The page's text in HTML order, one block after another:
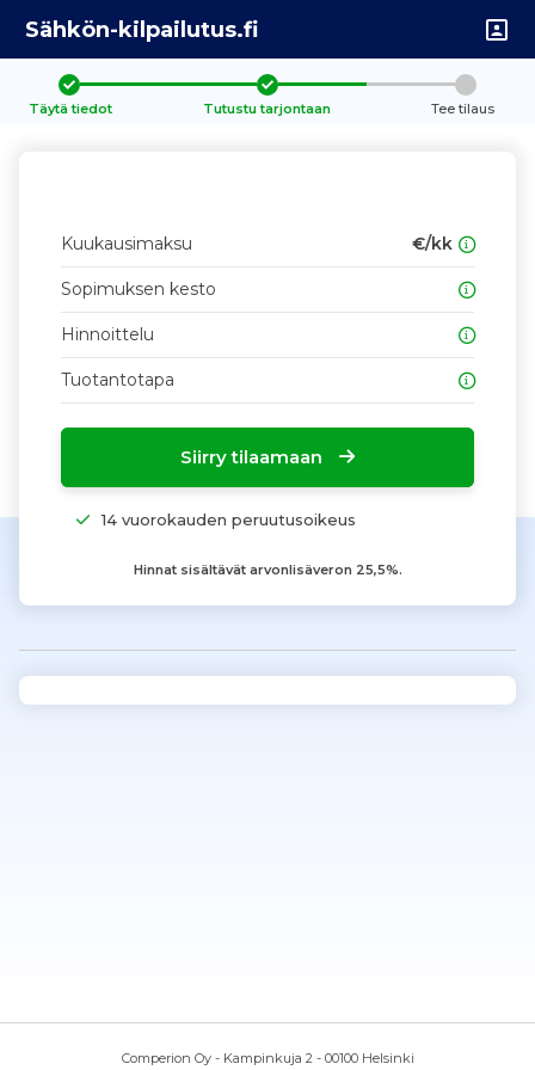
Sähkön-kilpailutus.fi
Täytä tiedot Tutustu tarjontaan Tee tilaus
Kuukausimaksu €/kk
Sopimuksen kesto
Hinnoittelu
Tuotantotapa
Siirry tilaamaan
14 vuorokauden peruutusoikeus
Hinnat sisältävät arvonlisäveron 25,5%.
Comperion Oy - Kampinkuja 2 - 00100 Helsinki